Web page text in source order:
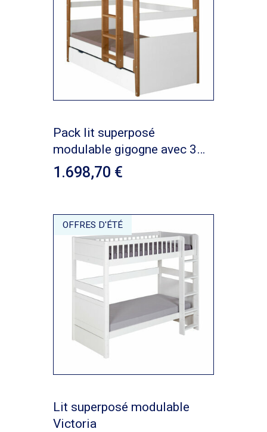
Pack lit superposé
modulable gigogne avec 3
matelas Romy
1.698,70
OFFRES D'ÉTÉ
Lit superposé modulable
Victoria